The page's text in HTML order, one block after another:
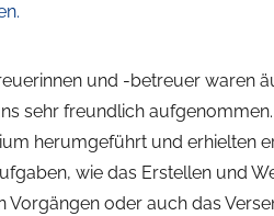
und -betreuer waren
sehr freundlich
herumgeführt und erhielten
wie das Erstellen und
oder auch das